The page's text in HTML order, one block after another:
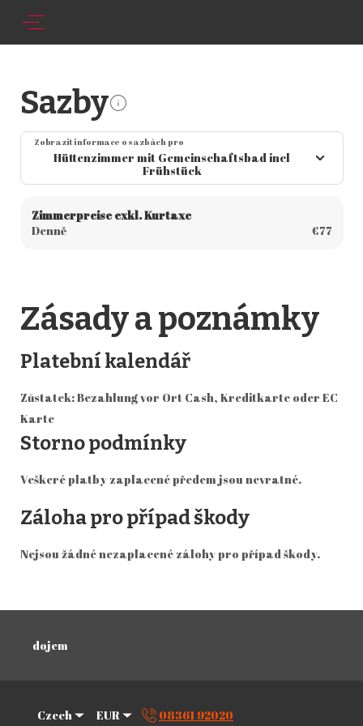
Sazby
Zobrazit informace o sazbách pro
Hüttenzimmer mit Gemeinschaftsbad incl
Frühstück
Zimmerpreise exkl. Kurtaxe
Denně
€77
Zásady a poznámky
Platební kalendář
Zůstatek: Bezahlung vor Ort Cash, Kreditkarte oder EC
Karte
Storno podmínky
Veškeré platby zaplacené předem jsou nevratné.
Záloha pro případ škody
Nejsou žádné nezaplacené zálohy pro případ škody.
dojem
Czech EUR 08361 92020